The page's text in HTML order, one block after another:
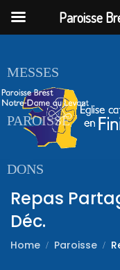
ACCUEIL
MESSES
PAROISSE
DONS
Repas
Déc.
Home Paroisse
Paroisse